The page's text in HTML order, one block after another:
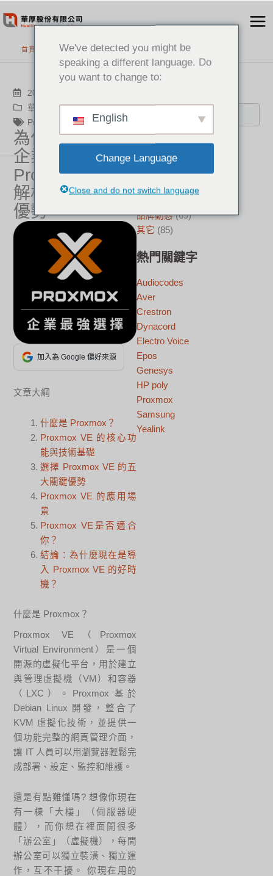
至
首頁 最新消息
2025-09-09
華厚觀點,品牌動態
Proxmox
為什麼越來越多
企業選擇
Proxmox？全面
解析虛擬化平台
優勢
加入為 Google 偏好來源
文章大綱
什麼是 Proxmox？
Proxmox VE 的核心功
能與技術基礎
選擇 Proxmox VE 的五
大關鍵優勢
Proxmox VE 的應用場
景
Proxmox VE是否適合
你？
結論：為什麼現在是導
入 Proxmox VE 的好時
機？
什麼是 Proxmox？
Proxmox VE（Proxmox
Virtual Environment）是一個
開源的虛擬化平台，用於建立
與管理虛擬機（VM）和容器
（LXC）。Proxmox 基於
Debian Linux 開發，整合了
KVM 虛擬化技術，並提供一
個功能完整的網頁管理介面，
讓 IT 人員可以用瀏覽器輕鬆完
成部署、設定、監控和維護。
還是有點難懂嗎? 想像你現在
有一棟「大樓」（伺服器硬
體），而你想在裡面開很多
「辦公室」（虛擬機），每間
辦公室可以獨立裝潢、獨立運
作，互不干擾。 你現在用的
搜尋
分類
新聞中心(21)
成功案例
品牌動態(69)
其它 (85)
熱門關鍵字
Audiocodes
Aver
Crestron
Dynacord
Electro Voice
Epos
Genesys
HP poly
Proxmox
Samsung
Yealink
We've detected you might be
speaking a different language. Do
you want to change to:
English
Change Language
Close and do not switch language